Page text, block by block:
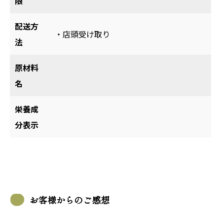
配送方
法
・店頭受け取り
原材料
名
栄養成
分表示
お客様からのご感想